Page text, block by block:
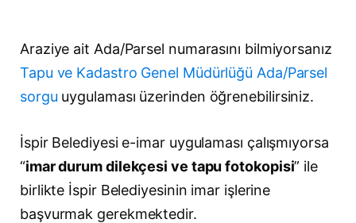
Araziye ait Ada/Parsel numarasını bilmiyorsanız
Tapu ve Kadastro Genel Müdürlüğü Ada/Parsel
sorgu uygulaması üzerinden öğrenebilirsiniz.
İspir Belediyesi e-imar uygulaması çalışmıyorsa
“imar durum dilekçesi ve tapu fotokopisi” ile
birlikte İspir Belediyesinin imar işlerine
başvurmak gerekmektedir.